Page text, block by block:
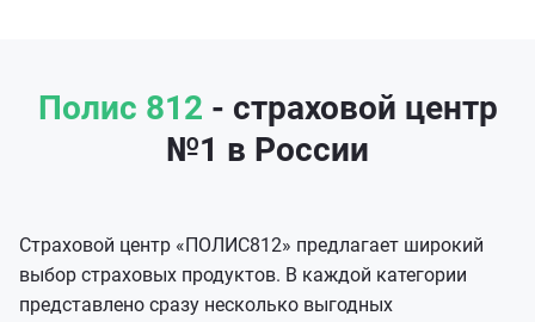
Полис 812 - страховой центр
№1 в России
Страховой центр «ПОЛИС812» предлагает широкий
выбор страховых продуктов. В каждой категории
представлено сразу несколько выгодных